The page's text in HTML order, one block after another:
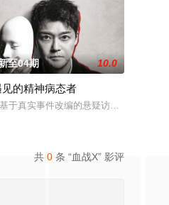
史在这里鲜活地展现。六位书写K-
至04期 10.0
的精神病态者
于真实事件改编的悬疑访谈节目，主
共 0 条 “血战X” 影评